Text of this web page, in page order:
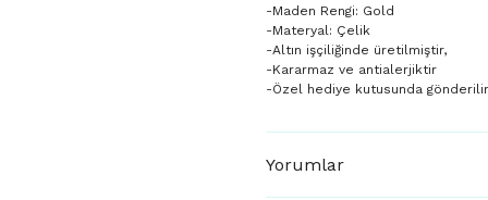
-Maden Rengi: Gold
-Materyal: Çelik
-Altın işçiliğinde üretilmiştir,
-Kararmaz ve antialerjiktir
-Özel hediye kutusunda gönderilir
Yorumlar